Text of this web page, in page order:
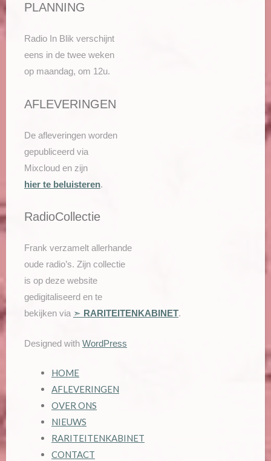
PLANNING
Radio In Blik verschijnt
eens in de twee weken
op maandag, om 12u.
AFLEVERINGEN
De afleveringen worden
gepubliceerd via
Mixcloud en zijn
hier te beluisteren.
RadioCollectie
Frank verzamelt allerhande
oude radio’s. Zijn collectie
is op deze website
gedigitaliseerd en te
bekijken via ➣ RARITEITENKABINET.
Designed with WordPress
HOME
AFLEVERINGEN
OVER ONS
NIEUWS
RARITEITENKABINET
CONTACT